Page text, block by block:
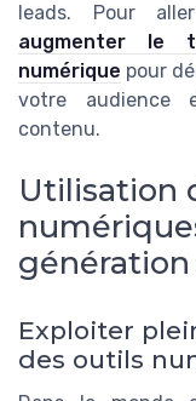
leads. Pour
augmenter le
numérique pour
votre audience
contenu.
Utilisation
Exploiter
des outils